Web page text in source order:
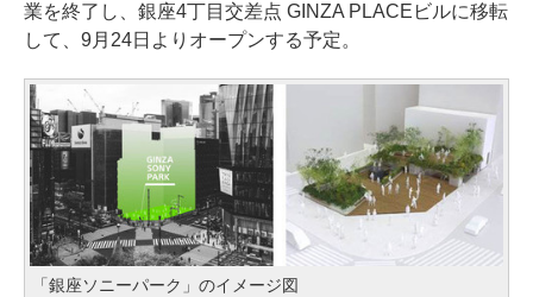
業を終了し、銀座4丁目交差点 GINZA PLACEビルに移転
して、9月24日よりオープンする予定。
「銀座ソニーパーク」のイメージ図